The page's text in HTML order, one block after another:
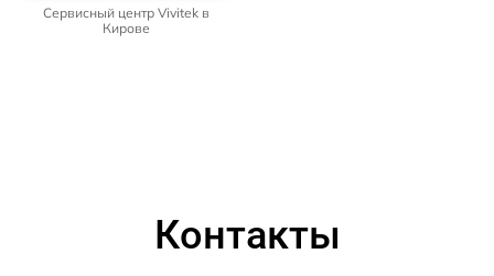
Сервисный центр Vivitek в
Кирове
Контакты